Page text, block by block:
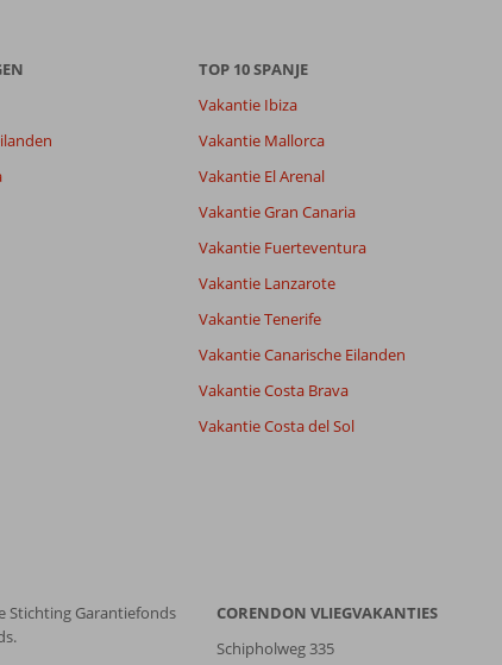
Sorteren op
TOP 10 SPANJE
Vakantie Ibiza
Vakantie Mallorca
Vakantie El Arenal
Vakantie Gran Canaria
Vakantie Fuerteventura
Vakantie Lanzarote
Vakantie Tenerife
Vakantie Canarische Eilanden
Vakantie Costa Brava
Vakantie Costa del Sol
Stichting Garantiefonds
CORENDON VLIEGVAKANTIES
Schipholweg 335